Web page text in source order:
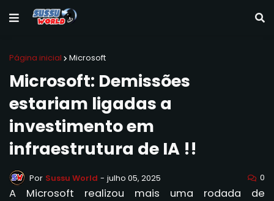
Página inicial Microsoft
Microsoft: Demissões
estariam ligadas a
investimento em
infraestrutura de IA !!
Por Sussu World - julho 05, 2025 0
A Microsoft realizou mais uma rodada de